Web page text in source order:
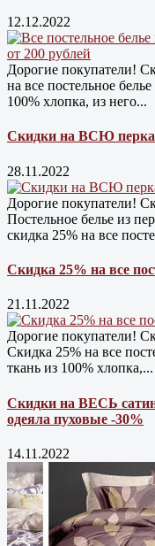
12.12.2022
Дорогие покупатели!
на все постельное
100% хлопка, из него...
Скидки на ВСЮ
28.11.2022
Дорогие покупатели!
Постельное белье из
скидка 25% на все
Скидка 25% на все
21.11.2022
Дорогие покупатели!
Скидка 25% на все
ткань из 100% хлопка,...
Скидки на ВЕСЬ
одеяла пуховые -30%
14.11.2022